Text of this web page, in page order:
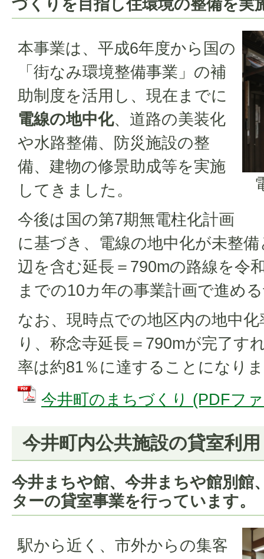
づくりを目指し住環境の整備を実
本事業は、平成6年度から国の
「街なみ環境整備事業」の補
助制度を活用し、現在までに
電線の地中化、道路の美装化
や水路整備、防災施設の整
備、建物の修景助成等を実施
してきました。
今後は国の第7期無電柱化計画
に基づき、電線の地中化が未整
辺を含む延長＝790mの路線を令
までの10カ年の事業計画で進め
なお、現時点での地区内の地中
り、称念寺延長＝790mが完了す
率は約81％に達することになり
今井町のまちづくり (PDFフ
今井町内公共施設の貸室利用
今井まちや館、今井まちや館別館
ターの貸室事業を行っています。
駅から近く、市外からの集客